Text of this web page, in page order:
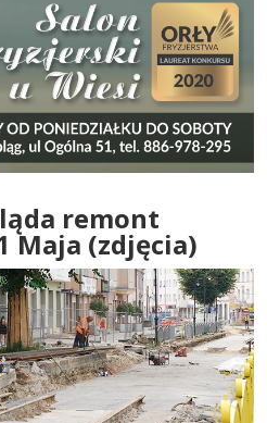
remont
Maja (zdjęcia)